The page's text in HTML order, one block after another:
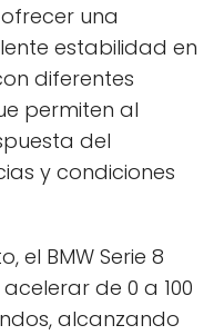
una
estabilidad en
diferentes
permiten al
del
y condiciones
el BMW Serie 8
de 0 a 100
alcanzando